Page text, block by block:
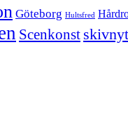
Göteborg Hultsfred
Scenkonst